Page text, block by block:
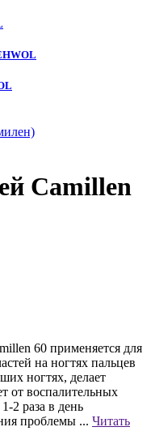
Camillen
60 применяется для
на ногтях пальцев
ногтях, делает
от воспалительных
2 раза в день
проблемы ... Читать